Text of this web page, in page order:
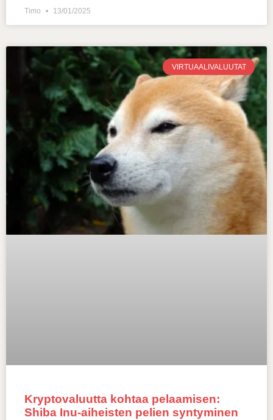
Timo 13/01/2025
VIRTUAALIVALUUTAT
Kryptovaluutta kohtaa pelaamisen:
Shiba Inu-aiheisten pelien syntyminen